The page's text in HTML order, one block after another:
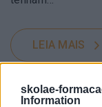
skolae-
Information
LEIA MAIS